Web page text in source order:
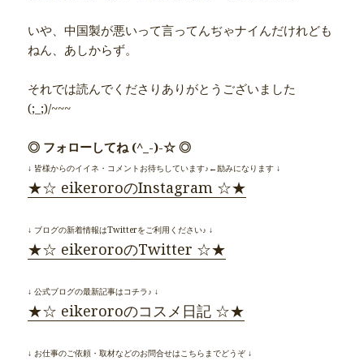
いや、中国製が悪いって言ってんぢゃナイんだけれども
ねん、あしからず。
それでは読んでくださりありがとうございました
(;_;)/~~~
◎ フォローしてね (^_-)-☆ ◎
↓ 皆様からのイイネ・コメントお待ちしています♪←励みになります ↓
★☆ eikeroroのInstagram ☆★
↓ ブログの新着情報はTwitterをご利用ください♪ ↓
★☆ eikeroroのTwitter ☆★
↓ 公式ブログの最新記事はコチラ♪ ↓
★☆ eikeroroのコスメ日記 ☆★
↓ お仕事のご依頼・取材などのお問合せはこちらまでどうぞ ↓